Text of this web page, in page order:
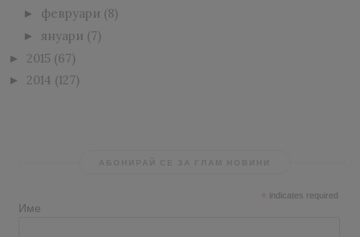
► февруари (8)
► януари (7)
► 2015 (67)
► 2014 (127)
* indicates required
Име